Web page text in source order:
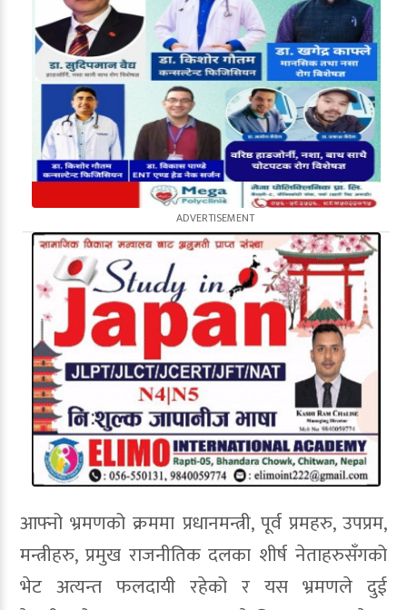
आफ्नो भ्रमणको क्रममा प्रधानमन्त्री, पूर्व प्रमहरु, उपप्रम,
मन्त्रीहरु, प्रमुख राजनीतिक दलका शीर्ष नेताहरुसँगको
भेट अत्यन्त फलदायी रहेको र यस भ्रमणले दुई